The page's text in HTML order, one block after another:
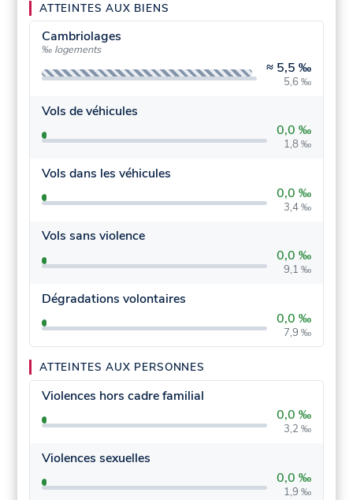
ATTEINTES AUX BIENS
Cambriolages
‰ logements
≈ 5,5 ‰
5,6 ‰
Vols de véhicules
0,0 ‰
1,8 ‰
Vols dans les véhicules
0,0 ‰
3,4 ‰
Vols sans violence
0,0 ‰
9,1 ‰
Dégradations volontaires
0,0 ‰
7,9 ‰
ATTEINTES AUX PERSONNES
Violences hors cadre familial
0,0 ‰
3,2 ‰
Violences sexuelles
0,0 ‰
1,9 ‰